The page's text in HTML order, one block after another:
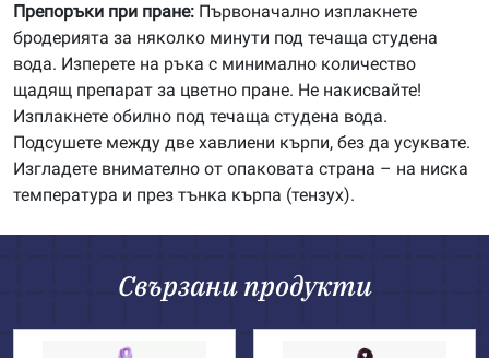
Препоръки при пране: Първоначално изплакнете
бродерията за няколко минути под течаща студена
вода. Изперете на ръка с минимално количество
щадящ препарат за цветно пране. Не накисвайте!
Изплакнете обилно под течаща студена вода.
Подсушете между две хавлиени кърпи, без да усуквате.
Изгладете внимателно от опаковата страна – на ниска
температура и през тънка кърпа (тензух).
Свързани продукти